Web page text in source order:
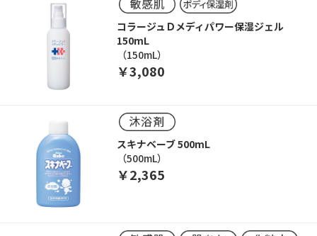
コラージュＤメディパワー保湿ジェル
150mL
（150mL）
￥3,080
スキナベーブ 500mL
（500mL）
￥2,365